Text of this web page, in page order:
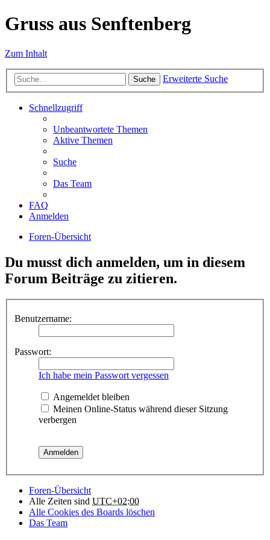
Gruss aus Senftenberg
Zum Inhalt
Suche Erweiterte Suche
Schnellzugriff
Unbeantwortete Themen
Aktive Themen
Suche
Das Team
FAQ
Anmelden
Foren-Übersicht
Du musst dich anmelden, um in diesem
Forum Beiträge zu zitieren.
Benutzername:
Passwort:
Ich habe mein Passwort vergessen
Angemeldet bleiben
Meinen Online-Status während dieser Sitzung
verbergen
Foren-Übersicht
Alle Zeiten sind UTC+02:00
Alle Cookies des Boards löschen
Das Team